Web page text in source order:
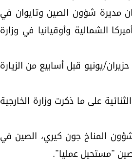
مديرة شؤون الصين وتايوان في
الشمالية وأوقيانيا في وزارة
يونيو قبل أسابيع من الزيارة
على ما ذكرت وزارة الخارجية
لشؤون المناخ جون كيري، الصين في
"مستحيل عمليا".